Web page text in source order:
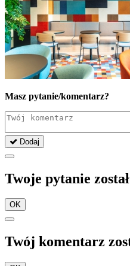
Masz pytanie/komentarz?
Dodaj
Twoje pytanie
OK
Twój komentarz